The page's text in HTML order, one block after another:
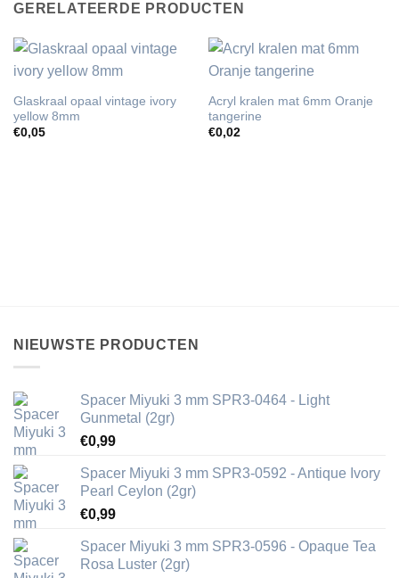
GERELATEERDE PRODUCTEN
Glaskraal opaal vintage ivory
yellow 8mm
€0,05
Acryl kralen mat 6mm Oranje
tangerine
€0,02
NIEUWSTE PRODUCTEN
Spacer Miyuki 3 mm SPR3-0464 - Light
Gunmetal (2gr)
€0,99
Spacer Miyuki 3 mm SPR3-0592 - Antique Ivory
Pearl Ceylon (2gr)
€0,99
Spacer Miyuki 3 mm SPR3-0596 - Opaque Tea
Rosa Luster (2gr)